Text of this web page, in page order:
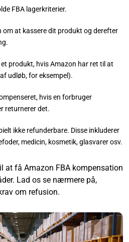
FBA lagerkriterier.
om at kassere dit produkt og derefter
produkt, hvis Amazon har ret til at
udløb, for eksempel).
hvis en forbruger
returnerer det.
ikke refunderbare. Disse inkluderer
medicin, kosmetik, glasvarer osv.
at få Amazon FBA kompensation
Lad os se nærmere på,
om refusion.